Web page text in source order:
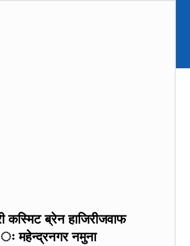
कस्मिट ब्रेन हाजिरीजवाफ
ः महेन्द्रनगर नमुना